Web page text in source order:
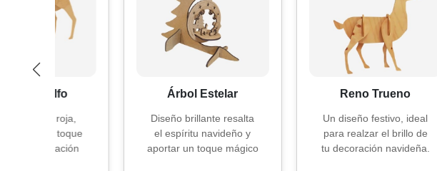
Árbol Estelar
Diseño brillante resalta
el espíritu navideño y
aportar un toque mágico
Reno Trueno
Un diseño festivo, ideal
para realzar el brillo de
tu decoración navideña.